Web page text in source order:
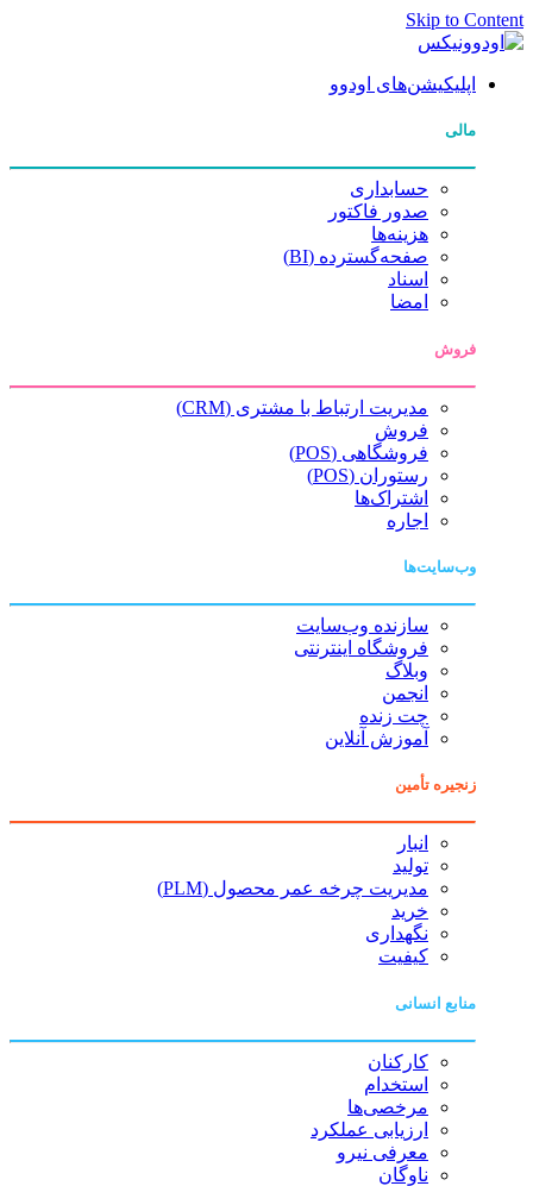
Skip to Content
اپلیکیشن‌های اودوو
مالی
حسابداری
صدور فاکتور
هزینه‌ها
صفحه‌گسترده (BI)
اسناد
امضا
فروش
مدیریت ارتباط با مشتری (CRM)
فروش
فروشگاهی (POS)
رستوران (POS)
اشتراک‌ها
اجاره
وب‌سایت‌ها
سازنده وب‌سایت
فروشگاه اینترنتی
وبلاگ
انجمن
چت زنده
آموزش آنلاین
زنجیره تأمین
انبار
تولید
مدیریت چرخه عمر محصول (PLM)
خرید
نگهداری
کیفیت
منابع انسانی
کارکنان
استخدام
مرخصی‌ها
ارزیابی عملکرد
معرفی نیرو
ناوگان